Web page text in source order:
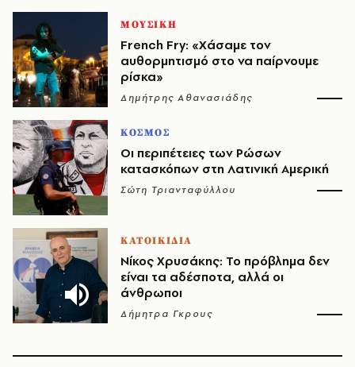
ΜΟΥΣΙΚΗ
French Fry: «Χάσαμε τον
αυθορμητισμό στο να παίρνουμε
ρίσκα»
Δημήτρης Αθανασιάδης
ΚΟΣΜΟΣ
Οι περιπέτειες των Ρώσων
κατασκόπων στη Λατινική Αμερική
Σώτη Τριανταφύλλου
ΚΑΤΟΙΚΙΔΙΑ
Νίκος Χρυσάκης: Το πρόβλημα δεν
είναι τα αδέσποτα, αλλά οι
άνθρωποι
Δήμητρα Γκρους